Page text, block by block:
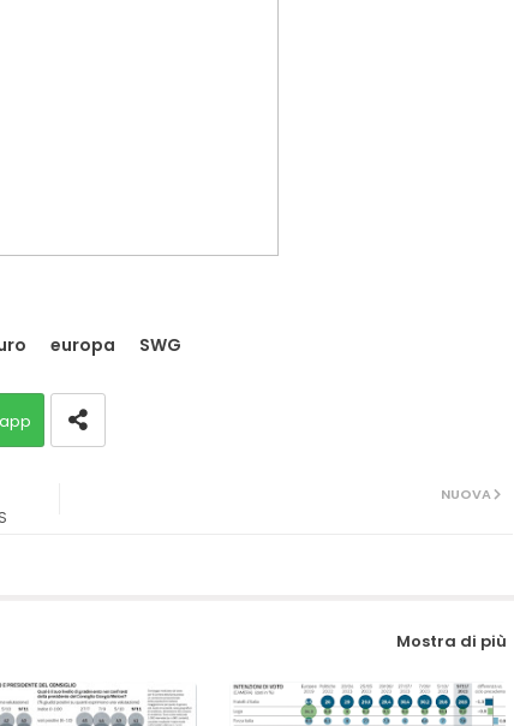
europa SWG
NUOVA
Mostra di più